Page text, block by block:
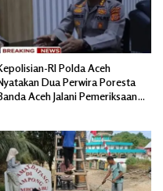
RI Polda Aceh
Dua Perwira Poresta
Aceh Jalani Pemeriksaan